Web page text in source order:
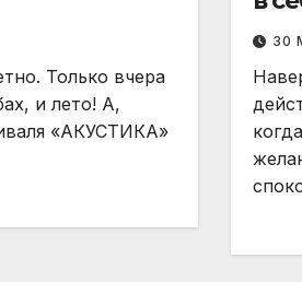
Только вчера
и лето! А,
«АКУСТИКА»
30